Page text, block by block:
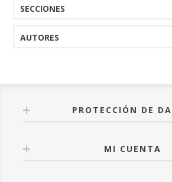
SECCIONES
AUTORES
PROTECCIÓN DE
MI CUENTA